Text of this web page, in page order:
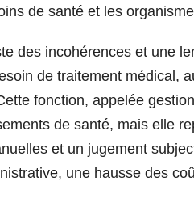
de santé et les
des incohérences et une
de traitement médical,
fonction, appelée
de santé, mais elle
et un jugement
une hausse des